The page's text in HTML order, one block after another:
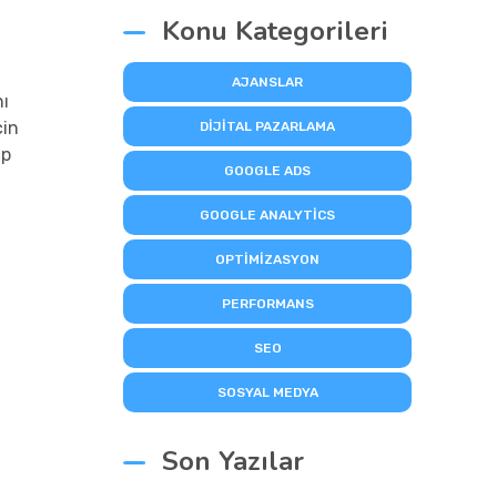
Konu Kategorileri
AJANSLAR
DIJITAL PAZARLAMA
GOOGLE ADS
GOOGLE ANALYTICS
OPTIMIZASYON
PERFORMANS
SEO
SOSYAL MEDYA
Son Yazılar